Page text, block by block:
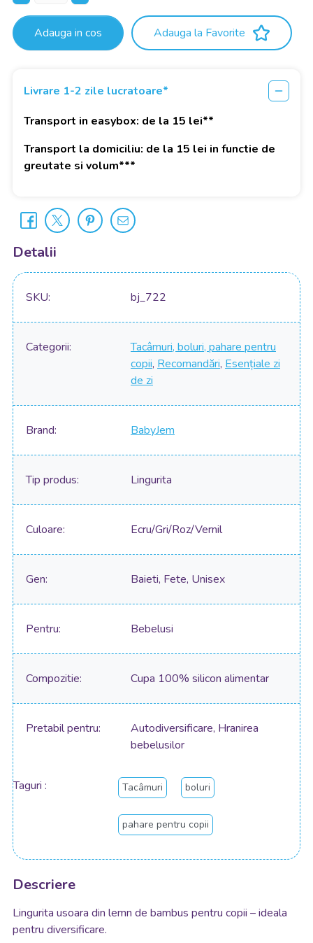
Adauga in cos Adauga la Favorite
Livrare 1-2 zile lucratoare*
Transport in easybox: de la 15 lei**
Transport la domiciliu: de la 15 lei in functie de
greutate si volum***
Detalii
SKU bj_722
Categorii
Tacâmuri, boluri, pahare pentru
copii, Recomandări, Esențiale zi
de zi
Brand BabyJem
Tip produs Lingurita
Culoare Ecru/Gri/Roz/Vernil
Gen Baieti, Fete, Unisex
Pentru Bebelusi
Compozitie Cupa 100% silicon alimentar
Pretabil pentru
Autodiversificare, Hranirea
bebelusilor
Taguri Tacâmuri boluri
pahare pentru copii
Descriere
Lingurita usoara din lemn de bambus pentru copii – ideala
pentru diversificare.